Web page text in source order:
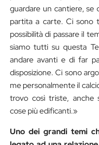
guardare un cantiere, se
partita a carte. Ci sono
possibilità di passare il
siamo tutti su questa
andare avanti e di far
disposizione. Ci sono
me personalmente il
trovo così triste, anche
cose più edificanti.»
Uno dei grandi temi